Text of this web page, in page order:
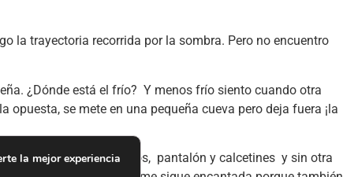
la trayectoria recorrida por la sombra. Pero no encuentro
¿Dónde está el frío? Y menos frío siento cuando otra
se mete en una pequeña cueva pero deja fuera ¡la
Allí me quito zapatos, pantalón y calcetines y sin otra
la mejor experiencia